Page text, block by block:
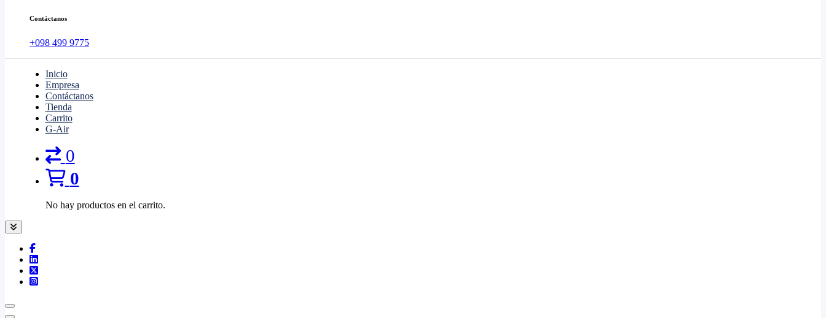
Contáctanos
+098 499 9775
Inicio
Empresa
Contáctanos
Tienda
Carrito
G-Air
0
0
No hay productos en el carrito.